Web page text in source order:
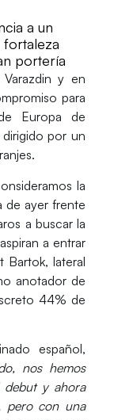
a un
fortaleza
portería
y en
para
Europa de
por un
la
de ayer frente
a buscar la
a entrar
Bartok, lateral
anotador de
44% de
español,
nos hemos
debut y ahora
pero con una